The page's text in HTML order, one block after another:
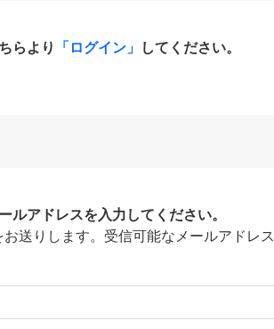
らより 「ログイン」 してください。
アドレスを入力してください。
送りします。受信可能なメールアドレス